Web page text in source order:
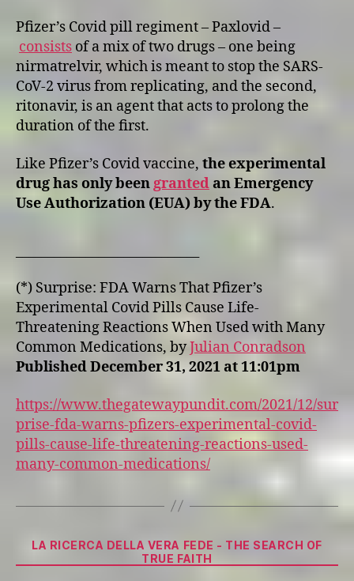
Pfizer’s Covid pill regiment – Paxlovid –
consists of a mix of two drugs – one being
nirmatrelvir, which is meant to stop the SARS-
CoV-2 virus from replicating, and the second,
ritonavir, is an agent that acts to prolong the
duration of the first.
Like Pfizer’s Covid vaccine, the experimental
drug has only beengrantedan Emergency
Use Authorization (EUA) by the FDA.
(*) Surprise: FDA Warns That Pfizer’s
Experimental Covid Pills Cause Life-
Threatening Reactions When Used with Many
Common Medications, byJulian Conradson
Published December 31, 2021 at 11:01pm
https://www.thegatewaypundit.com/2021/12/sur
prise-fda-warns-pfizers-experimental-covid-
pills-cause-life-threatening-reactions-used-
many-common-medications/
Categorie
LA RICERCA DELLA VERA FEDE - THE SEARCH OF
TRUE FAITH